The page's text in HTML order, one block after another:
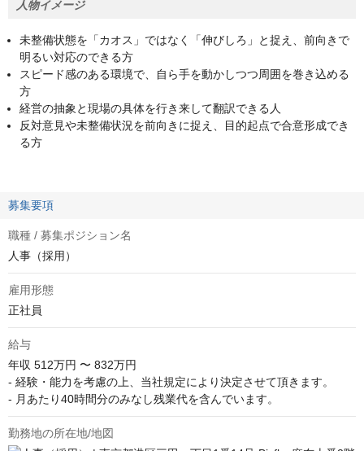
人物イメージ
未整備状態を「カオス」ではなく「伸びしろ」と捉え、前向きで
明るい対応のできる方
スピード感のある環境で、自ら手を動かしつつ周囲を巻き込める
方
経営の抽象と現場の具体を行き来して翻訳できる人
反対意見や未整備状況を前向きに捉え、目的起点で合意形成でき
る方
募集要項
職種 / 募集ポジション名
人事（採用）
雇用形態
正社員
給与
年収 512万円 〜 832万円
- 経験・能力を考慮の上、当社規定により決定させて頂きます。
- 月あたり40時間分のみなし残業代を含んでいます。
勤務地の所在地/地図